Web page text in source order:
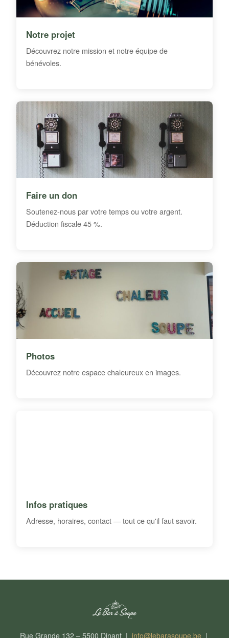
Notre projet
Découvrez notre mission et notre équipe de
bénévoles.
Faire un don
Soutenez-nous par votre temps ou votre argent.
Déduction fiscale 45 %.
Photos
Découvrez notre espace chaleureux en images.
Infos pratiques
Adresse, horaires, contact — tout ce qu'il faut savoir.
Rue Grande 132 – 5500 Dinant | info@lebarasoupe.be|